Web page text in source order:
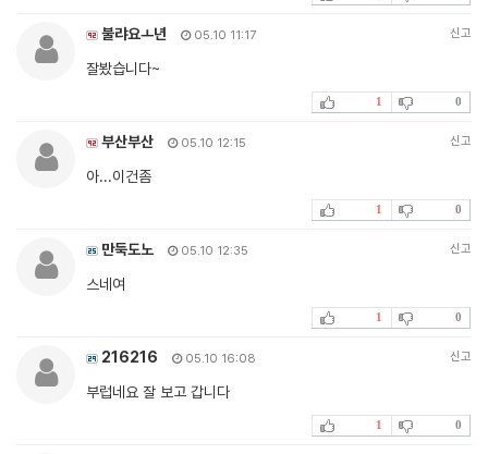
불랴요ㅗ년 05.10 11:17 신고
잘봤습니다~
1 0
부산부산 05.10 12:15 신고
아...이건좀
1 0
만둑도노 05.10 12:35 신고
스네여
1 0
216216 05.10 16:08 신고
부럽네요 잘 보고 갑니다
1 0